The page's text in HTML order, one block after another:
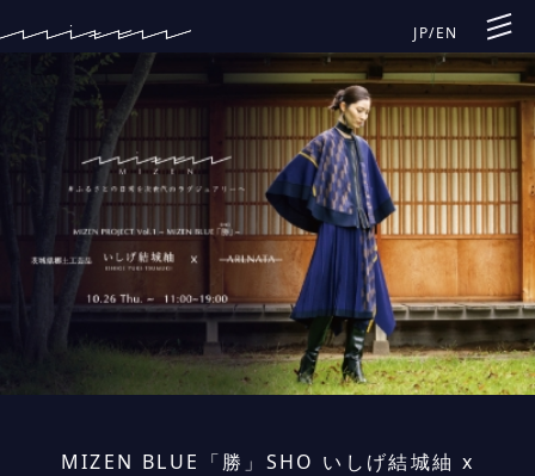
JP/EN
MIZEN BLUE「勝」SHO いしげ結城紬 x